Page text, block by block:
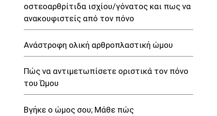
οστεοαρθρίτιδα ισχίου/γόνατος και πως να
ανακουφιστείς από τον πόνο
Ανάστροφη ολική αρθροπλαστική ώμου
Πώς να αντιμετωπίσετε οριστικά τον πόνο
του Ώμου
Βγήκε ο ώμος σου; Μάθε πώς